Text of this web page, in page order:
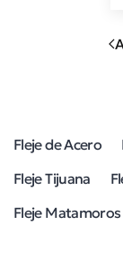
Fleje de Acero
Fleje Tijuana
Fleje Matamoros